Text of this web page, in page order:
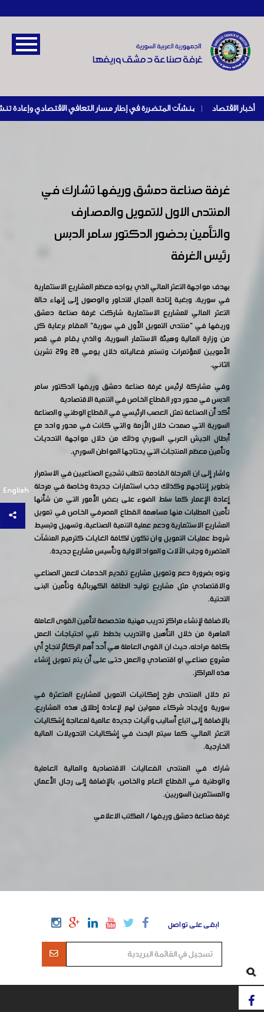
أخبار الاقتصاد |
English
غرفة صناعة دمشق وريفها تشارك في
المنتدى الاول للتمويل والمصارف
والتأمين بحضور الدكتور سامر الدبس
رئيس الغرفة
بهدف مواجهة التعثر المالي الذي يواجه معظم المشاريع الاستثمارية
في سورية، وبغية إتاحة المجال للتحاور والوصول إلى إنهاء حالة
التعثر المالي للمشاريع الاستثمارية شاركت غرفة صناعة دمشق
وريفها في "منتدى التمويل الأول في سورية" المقام برعاية كل
من وزارة المالية وهيئة الاستثمار السورية، والذي يقام في قصر
الأمويين للمؤتمرات وتستمر فعالياته خلال يومي 28 و29 تشرين
الثاني.
وفي مشاركة لرئيس غرفة صناعة دمشق وريفها الدكتور سامر
الدبس في محور دور القطاع الخاص في التنمية الاقتصادية
أكد أن الصناعة تمثل العصب الرئيسي في القطاع الوطني والصناعة
السورية التي صمدت خلال الأزمة والتي كانت في محور واحد مع
أبطال الجيش العربي السوري وذلك من خلال مواجهة التحديات
وتأمين معظم المنتجات التي يحتاجها المواطن السوري.
واشار إلى ان المرحلة القادمة تتطلب تشجيع الصناعيين في الاستمرار
بتطوير إنتاجهم وكذلك جذب استثمارات جديدة وخاصة في مرحلة
إعادة الإعمار كما سلط الضوء على بعض الأمور التي من شأنها
تأمين المطلبات منها مساهمة القطاع المصرفي الخاص في تمويل
المشاريع الاستثمارية ودعم عملية التنمية الصناعية، وتسهيل وتبسيط
شروط عمليات التمويل وان تكون لكافة الغايات كترميم المنشآت
المتضررة وجلب الآلات والمواد الاولية وتأسيس مشاريع جديدة.
ونوه بضرورة دعم وتمويل مشاريع تقديم الخدمات للعمل الصناعي
والاقتصادي مثل مشاريع توليد الطاقة الكهربائية وتأمين البنى
التحتية.
بالاضافة لإنشاء مراكز تدريب مهنية متخصصة لتأمين القوى العاملة
الماهرة من خلال التأهيل والتدريب بخطط تلبي احتياجات العمل
بكافة مراحله، حيث ان القوى العاملة هي أحد أهم الركائز لنجاح أي
مشروع صناعي او اقتصادي والعمل حتى على أن يتم تمويل إنشاء
هذه المراكز.
تم خلال المنتدى طرح إمكانيات التمويل للمشاريع المتعثرة في
سورية وإيجاد شركاء ممولين لهم لإعادة إطلاق هذه المشاريع،
بالإضافة إلى اتباع أساليب وآليات جديدة عالمية لمعالجة إشكاليات
التعثر المالي، كما سيتم البحث في إشكاليات التحويلات المالية
الخارجية.
شارك في المنتدى الفعاليات الاقتصادية والمالية العاملية
والوطنية في القطاع العام والخاص، بالإضافة إلى رجال الأعمال
والمستثمرين السوريين.
غرفة صناعة دمشق وريفها / المكتب الاعلامي
ابقى على تواصل